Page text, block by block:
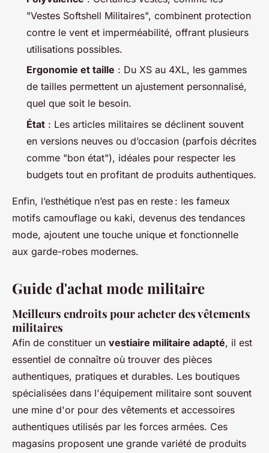
"Vestes Softshell Militaires", combinent protection
contre le vent et imperméabilité, offrant plusieurs
utilisations possibles.
Ergonomie et taille : Du XS au 4XL, les gammes
de tailles permettent un ajustement personnalisé,
quel que soit le besoin.
État : Les articles militaires se déclinent souvent
en versions neuves ou d’occasion (parfois décrites
comme "bon état"), idéales pour respecter les
budgets tout en profitant de produits authentiques.
Enfin, l’esthétique n’est pas en reste : les fameux
motifs camouflage ou kaki, devenus des tendances
mode, ajoutent une touche unique et fonctionnelle
aux garde-robes modernes.
Guide d'achat mode militaire
Meilleurs endroits pour acheter des vêtements
militaires
Afin de constituer un vestiaire militaire adapté, il est
essentiel de connaître où trouver des pièces
authentiques, pratiques et durables. Les boutiques
spécialisées dans l'équipement militaire sont souvent
une mine d'or pour des vêtements et accessoires
authentiques utilisés par les forces armées. Ces
magasins proposent une grande variété de produits